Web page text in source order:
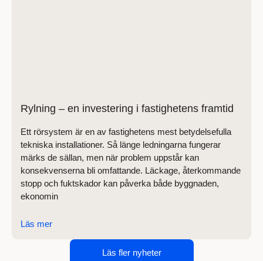
Rylning – en investering i fastighetens framtid
Ett rörsystem är en av fastighetens mest betydelsefulla
tekniska installationer. Så länge ledningarna fungerar
märks de sällan, men när problem uppstår kan
konsekvenserna bli omfattande. Läckage, återkommande
stopp och fuktskador kan påverka både byggnaden,
ekonomin
Läs mer
Läs fler nyheter